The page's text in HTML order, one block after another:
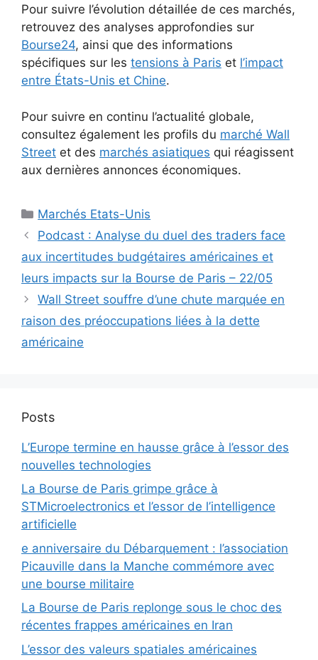
Pour suivre l’évolution détaillée de ces marchés,
retrouvez des analyses approfondies sur
Bourse24, ainsi que des informations
spécifiques sur les tensions à Paris et l’impact
entre États-Unis et Chine.
Pour suivre en continu l’actualité globale,
consultez également les profils du marché Wall
Street et des marchés asiatiques qui réagissent
aux dernières annonces économiques.
Catégories
Marchés Etats-Unis
Podcast : Analyse du duel des traders face
aux incertitudes budgétaires américaines et
leurs impacts sur la Bourse de Paris – 22/05
Wall Street souffre d’une chute marquée en
raison des préoccupations liées à la dette
américaine
Posts
L’Europe termine en hausse grâce à l’essor des
nouvelles technologies
La Bourse de Paris grimpe grâce à
STMicroelectronics et l’essor de l’intelligence
artificielle
e anniversaire du Débarquement : l’association
Picauville dans la Manche commémore avec
une bourse militaire
La Bourse de Paris replonge sous le choc des
récentes frappes américaines en Iran
L’essor des valeurs spatiales américaines